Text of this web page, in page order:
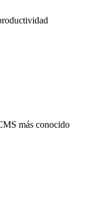
más conocido